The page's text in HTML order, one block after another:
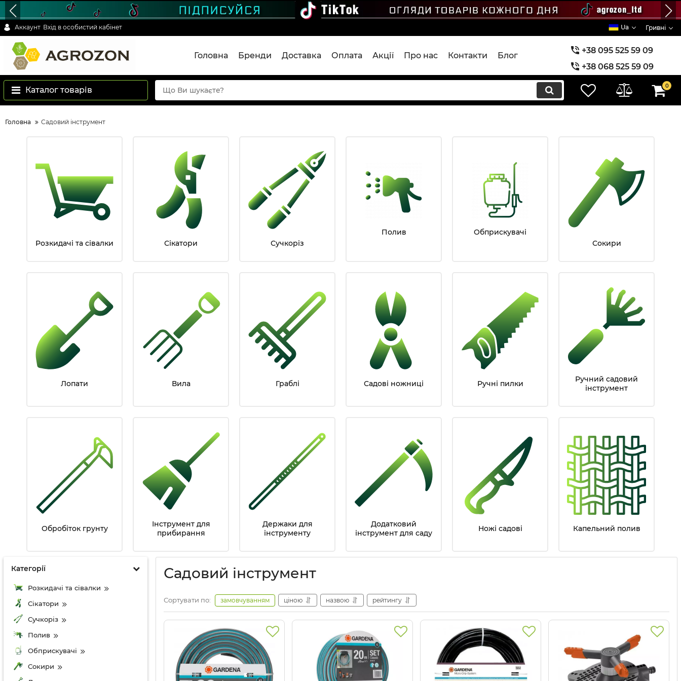
Аккаунт Вхід в особистий кабінет Ua Гривні
Головна Бренди Доставка Оплата Акції Про нас Контакти Блог
+38 095 525 59 09
+38 068 525 59 09
+38 073 525 59 09
Каталог товарів 0
Головна Садовий інструмент
Розкидачі та сівалки Сікатори Сучкоріз
Полив
Обприскувачі
Сокири
Лопати Вила Граблі Садові ножниці Ручні пилки
Ручний садовий
інструмент
Обробіток грунту
Інструмент для
прибирання
Держаки для
інструменту
Додатковий
інструмент для саду
Ножі садові Капельний полив
Категорії
Розкидачі та сівалки
Сікатори
Сучкоріз
Полив
Обприскувачі
Сокири
Садовий інструмент
Сортувати по: замовчуванням ціною назвою рейтингу